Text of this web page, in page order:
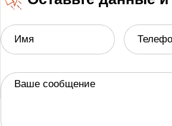
Имя
Ваше сообщение